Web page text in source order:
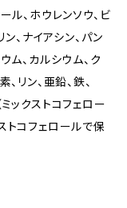
ル、ホウレンソウ、ビ
ン、ナイアシン、パン
ム、カルシウム、ク
リン、亜鉛、鉄、
ミックストコフェロー
トコフェロールで保